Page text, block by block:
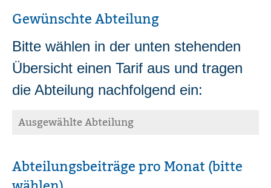
Gewünschte Abteilung
Bitte wählen in der unten stehenden
Übersicht einen Tarif aus und tragen
die Abteilung nachfolgend ein:
Abteilungsbeiträge pro Monat (bitte